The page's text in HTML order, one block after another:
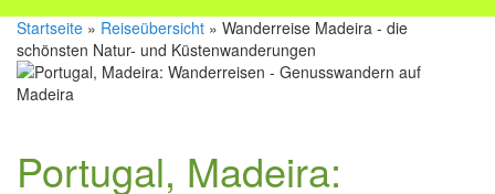
Startseite » Reiseübersicht » Wanderreise Madeira - die
schönsten Natur- und Küstenwanderungen
Portugal, Madeira: